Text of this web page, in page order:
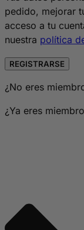
pedido, mejorar
acceso a tu
nuestra política
REGISTRARSE
¿No eres
¿Ya eres